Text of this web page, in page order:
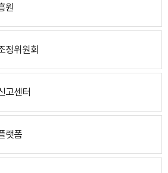
원
정위원회
고센터
랫폼